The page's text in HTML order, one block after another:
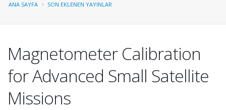
ANA SAYFA SON EKLENEN YAYINLAR
Magnetometer Calibration
for Advanced Small Satellite
Missions